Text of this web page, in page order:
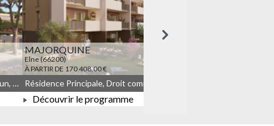
Suivant
Résidence Principale, Droit commun, Meublé non géré, JEANBRUN
MAJORQUINE
Elne (66200)
À PARTIR DE 170 408,00 €
Découvrir le programme